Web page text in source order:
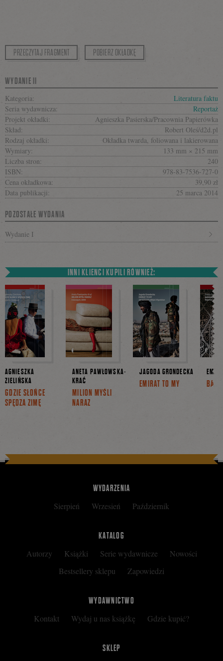
PRZECZYTAJ FRAGMENT POBIERZ OKŁADKĘ
WYDANIE II
Kategoria:
Literatura faktu
Seria wydawnicza:
Reportaż
Projekt okładki:
Agnieszka Pasierska/Pracownia Papierówka
Skład:
Robert Oleś/d2d.pl
Rodzaj okładki:
Okładka twarda, foliowana i lakierowana
Wymiary:
133 mm × 215 mm
Liczba stron:
240
ISBN:
978-83-7536-727-0
Cena okładkowa:
39,90 zł
Data publikacji:
25 marca 2014
POZOSTAŁE WYDANIA
Wydanie I
INNI KLIENCI KUPILI RÓWNIEŻ:
AGNIESZKA
ZIELIŃSKA
GDZIE SŁOŃCE
SPĘDZA ZIMĘ
ANETA PAWŁOWSKA-
KRAĆ
MILION MYŚLI
NARAZ
JAGODA GRONDECKA
EMIRAT TO MY
WYDARZENIA
Sierpień Wrzesień Październik
KATALOG
Autorzy Książki Serie wydawnicze
Nowości
Bestsellery sklepu
Zapowiedzi
WYDAWNICTWO
Kontakt Wydaj u nas książkę Gdzie kupić?
SKLEP